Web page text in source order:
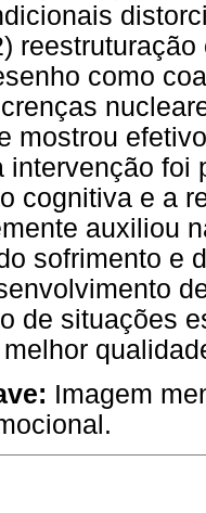
como
mostrou
intervenção
cognitiva e a
auxiliou
sofrimento e
de situações
Imagem